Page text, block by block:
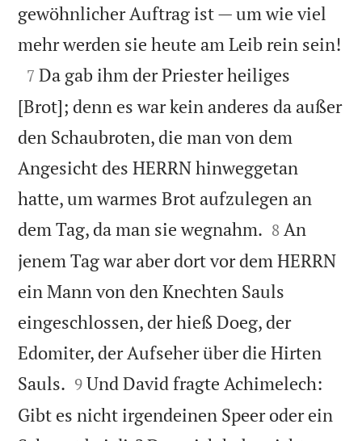
gewöhnlicher Auftrag ist — um wie viel
mehr werden sie heute am Leib rein sein!

7 Da gab ihm der Priester heiliges
[Brot]; denn es war kein anderes da außer
den Schaubroten, die man von dem
Angesicht des HERRN hinweggetan
hatte, um warmes Brot aufzulegen an
dem Tag, da man sie wegnahm. 

8 An
jenem Tag war aber dort vor dem HERRN
ein Mann von den Knechten Sauls
eingeschlossen, der hieß Doeg, der
Edomiter, der Aufseher über die Hirten
Sauls. 

9 Und David fragte Achimelech:
Gibt es nicht irgendeinen Speer oder ein